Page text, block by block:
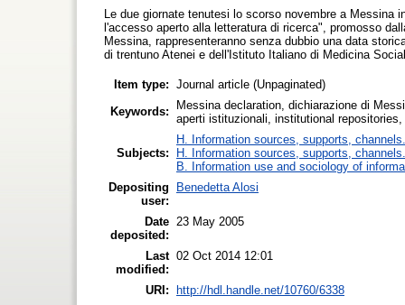
Le due giornate tenutesi lo scorso novembre a Messina
l'accesso aperto alla letteratura di ricerca", promosso
Messina, rappresenteranno senza dubbio una data
di trentuno Atenei e dell'Istituto Italiano di Medicina
Item type: Journal article (Unpaginated)
Keywords:
Messina declaration, dichiarazione di
aperti istituzionali, institutional
Subjects:
H. Information sources, supports, channels.
H. Information sources, supports, channels.
B. Information use and sociology of
Depositing
user:
Benedetta Alosi
Date
deposited:
23 May 2005
Last
modified:
02 Oct 2014 12:01
URI: http://hdl.handle.net/10760/6338